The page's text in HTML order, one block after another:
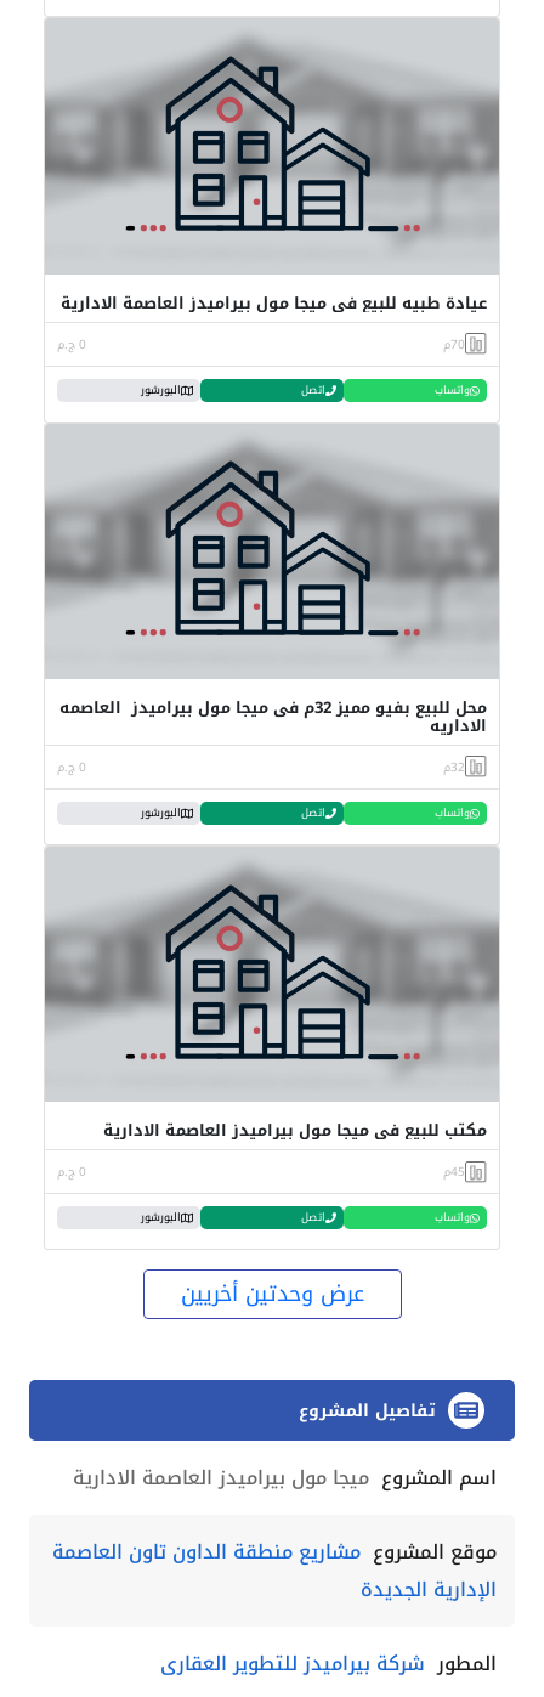
عيادة طبيه للبيع في ميجا مول بيراميدز العاصمة الادارية
70م 0 ج.م
واتساب اتصل البورشور
محل للبيع بفيو مميز 32م فى ميجا مول بيراميدز العاصمه
الاداريه
32م 0 ج.م
واتساب اتصل البورشور
مكتب للبيع في ميجا مول بيراميدز العاصمة الادارية
45م 0 ج.م
واتساب اتصل البورشور
عرض وحدتين أخريين
تفاصيل المشروع
اسم المشروع ميجا مول بيراميدز العاصمة الادارية
موقع المشروع مشاريع منطقة الداون تاون العاصمة
الإدارية الجديدة
المطور شركة بيراميدز للتطوير العقارى